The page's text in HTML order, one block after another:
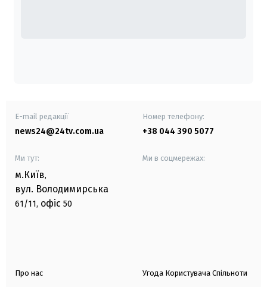
E-mail редакції
news24@24tv.com.ua
Номер телефону:
+38 044 390 5077
Ми тут:
м.Київ,
вул. Володимирська
61/11, офіс 50
Ми в соцмережах:
Про нас Угода Користувача Спільноти